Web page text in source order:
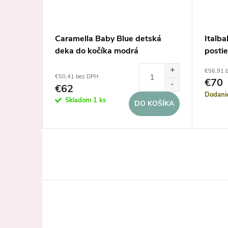
Caramella Baby Blue detská
deka do kočíka modrá
€50,41 bez DPH
€62
Skladom 1 ks DO KOŠÍKA
€56,91
€70